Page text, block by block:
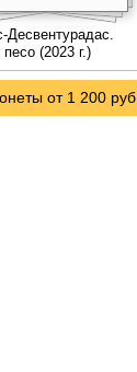
Десвентурадас.
(2023 г.)
от 1 200 руб.